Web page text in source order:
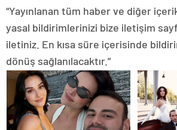
“Yayınlanan tüm haber ve diğer
yasal bildirimlerinizi bize iletişim
iletiniz. En kısa süre içerisinde
dönüş sağlanılacaktır.”